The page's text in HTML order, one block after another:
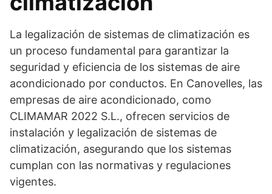
La legalización de sistemas de climatización es
un proceso fundamental para garantizar la
seguridad y eficiencia de los sistemas de aire
acondicionado por conductos. En Canovelles, las
empresas de aire acondicionado, como
CLIMAMAR 2022 S.L., ofrecen servicios de
instalación y legalización de sistemas de
climatización, asegurando que los sistemas
cumplan con las normativas y regulaciones
vigentes.